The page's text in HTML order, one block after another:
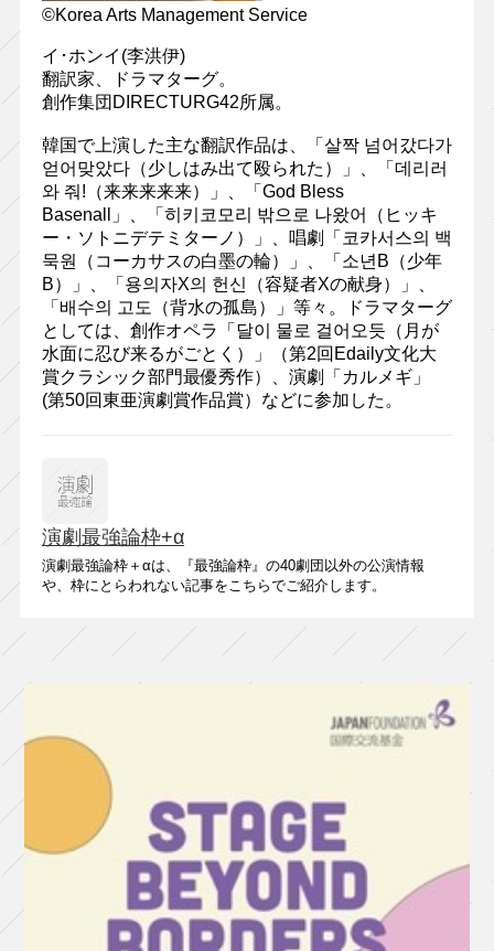
©Korea Arts Management Service
イ･ホンイ(李洪伊)
翻訳家、ドラマターグ。
創作集団DIRECTURG42所属。
韓国で上演した主な翻訳作品は、「살짝 넘어갔다가
얻어맞았다（少しはみ出て殴られた）」、「데리러
와 줘!（来来来来来）」、「God Bless
Basenall」、「히키코모리 밖으로 나왔어（ヒッキ
ー・ソトニデテミターノ）」、唱劇「코카서스의 백
묵원（コーカサスの白墨の輪）」、「소년B（少年
B）」、「용의자X의 헌신（容疑者Xの献身）」、
「배수의 고도（背水の孤島）」等々。ドラマターグ
としては、創作オペラ「달이 물로 걸어오듯（月が
水面に忍び来るがごとく）」（第2回Edaily文化大
賞クラシック部門最優秀作）、演劇「カルメギ」
(第50回東亜演劇賞作品賞）などに参加した。
演劇最強論枠+α
演劇最強論枠＋αは、『最強論枠』の40劇団以外の公演情報
や、枠にとらわれない記事をこちらでご紹介します。